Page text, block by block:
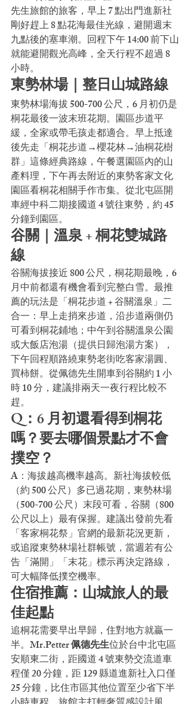
先生旅館的旅客，早上 7 點出門進新社
剛好趕上 8 點花海最佳光線，避開週末
九點後的塞車潮。回程下午 14:00 前下山
就能避開觀光高峰，全天行程不超過 8
小時。
東勢林場｜整日山城路線
東勢林場海拔 500-700 公尺，6 月初仍是
桐花最後一波末班花期。園區步道平
緩，全家或帶毛孩走都適合。早上抵達
後先走「桐花步道→櫻花林→油桐花樹
群」這條經典路線，午餐選園區內的山
產料理，下午再去附近的東勢客家文化
園區看桐花相關手作市集。從北屯區開
車經中科二期接國道 4 號往東勢，約 45
分鐘到園區。
谷關｜溫泉 + 桐花雙城路
線
谷關海拔接近 800 公尺，桐花期最晚，6
月中前都還有機會看到完整白雪。最推
薦的玩法是「桐花步道 + 谷關溫泉」二
合一：早上走捎來步道，沿步道兩側仍
可看到桐花鋪地；中午到谷關溫泉公園
或大飯店泡湯（提供日歸泡湯方案），
下午回程順路繞東勢老街吃客家湯圓、
買柿餅。從佩德先生開車到谷關約 1 小
時 10 分，建議排兩天一夜行程比較不
趕。
Q：6 月初還看得到桐花
嗎？要去哪個景點才不會
撲空？
A：海拔越高機率越高。新社海拔較低
（約 500 公尺）多已過花期，東勢林場
（500-700 公尺）末段可看，谷關（800
公尺以上）最有保握。建議出發前先看
「客家桐花祭」官網的最新花況更新，
或追蹤東勢林場社群帳號，當週若有公
告「滿開」「末花」標示再決定路線，
可大幅降低撲空機率。
住宿推薦：山城旅人的最
佳起點
追桐花需要早出早歸，住對地方就贏一
半。 Mr.Petter 佩德先生位於台中北屯區
安順東二街，距國道 4 號東勢交流道車
程僅 20 分鐘，距 129 縣道進新社入口僅
25 分鐘，比住市區其他位置至少省下半